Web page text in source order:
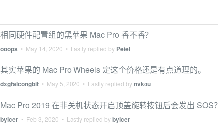
相同硬件配置组的黑苹果 Mac Pro 香不香？
ooops • May 14, 2020 • Lastly replied by Peiel
其实苹果的 Mac Pro Wheels 定这个价格还是有点道理的。
dxgfalcongbit • May 5, 2020 • Lastly replied bynvkou
Mac Pro 2019 在非关机状态开启顶盖旋转按钮后会发出 SOS？
byicer • Feb 3, 2020 • Lastly replied bybyicer